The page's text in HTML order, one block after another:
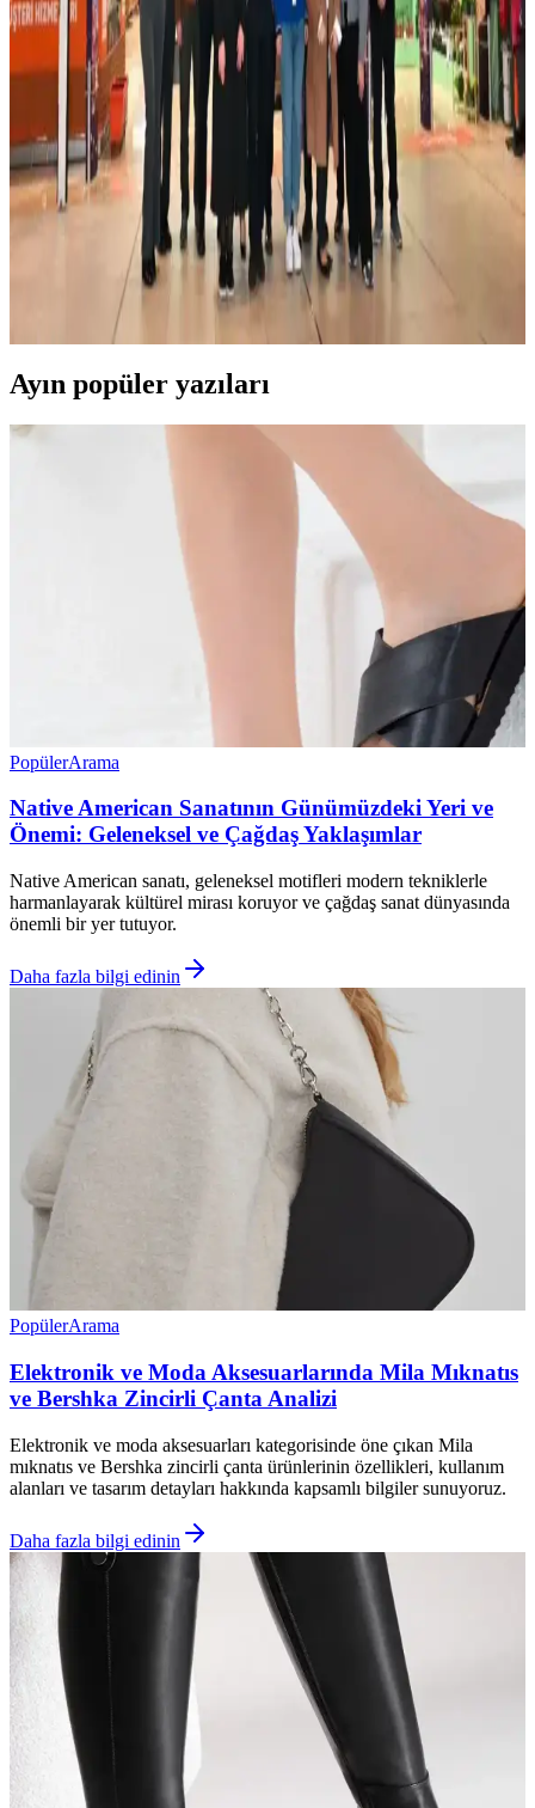
15 Yıllık Bosch 500 Bulaşık Makinesi: Tamir ve Yeni
Makine Seçeneklerinin Karşılaştırması
15 yıllık Bosch 500 bulaşık makinesinin su baskını gibi sorunları,
tamir ve yeni makine alma seçeneklerini değerlendiriyor. Uzun
ömür, maliyet ve teknoloji farkları analiz ediliyor.
Cove Bulaşık Makineleri: Temizlik Performansı ve
Kullanıcı Deneyimlerinin Detaylı Analizi
Cove bulaşık makineleri tasarım açısından etkileyici olsa da temizlik
performansı ve servis desteği konusunda kullanıcıların ciddi
şikayetleri bulunuyor. Teknik sorunlar ve kalite kontrol eksiklikleri
Ayın popüler yazıları
PopülerArama
Native American Sanatının Günümüzdeki Yeri ve
Önemi: Geleneksel ve Çağdaş Yaklaşımlar
Native American sanatı, geleneksel motifleri modern tekniklerle
harmanlayarak kültürel mirası koruyor ve çağdaş sanat dünyasında
önemli bir yer tutuyor.
Daha fazla bilgi edinin
PopülerArama
Elektronik ve Moda Aksesuarlarında Mila Mıknatıs
ve Bershka Zincirli Çanta Analizi
Elektronik ve moda aksesuarları kategorisinde öne çıkan Mila
mıknatıs ve Bershka zincirli çanta ürünlerinin özellikleri, kullanım
alanları ve tasarım detayları hakkında kapsamlı bilgiler sunuyoruz.
Daha fazla bilgi edinin